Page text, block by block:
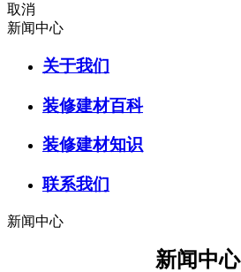
取消
新闻中心
关于我们
装修建材百科
装修建材知识
联系我们
新闻中心
新闻中心